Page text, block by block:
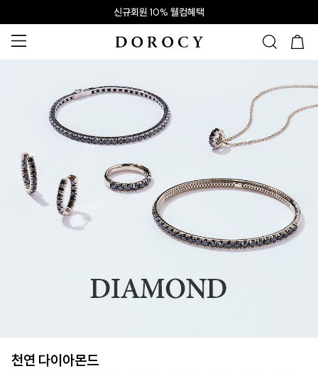
신규회원 10% 웰컴혜택
천연 다이아몬드